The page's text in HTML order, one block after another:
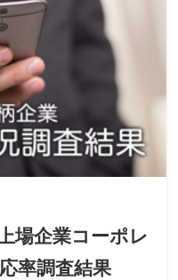
場企業コーポレ
率調査結果